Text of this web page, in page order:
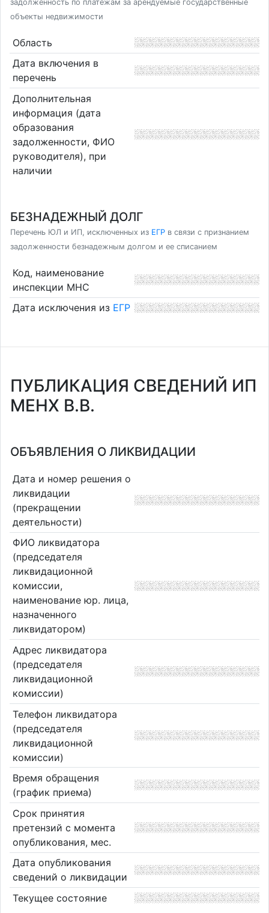
задолженность по платежам за арендуемые государственные
объекты недвижимости
Область
Дата включения в
перечень
Дополнительная
информация (дата
образования
задолженности, ФИО
руководителя), при
наличии
БЕЗНАДЕЖНЫЙ ДОЛГ
Перечень ЮЛ и ИП, исключенных из ЕГР в связи с признанием
задолженности безнадежным долгом и ее списанием
Код, наименование
инспекции МНС
Дата исключения из ЕГР
ПУБЛИКАЦИЯ СВЕДЕНИЙ ИП
МЕНХ В.В.
ОБЪЯВЛЕНИЯ О ЛИКВИДАЦИИ
Дата и номер решения о
ликвидации
(прекращении
деятельности)
ФИО ликвидатора
(председателя
ликвидационной
комиссии,
наименование юр. лица,
назначенного
ликвидатором)
Адрес ликвидатора
(председателя
ликвидационной
комиссии)
Телефон ликвидатора
(председателя
ликвидационной
комиссии)
Время обращения
(график приема)
Срок принятия
претензий с момента
опубликования, мес.
Дата опубликования
сведений о ликвидации
Текущее состояние